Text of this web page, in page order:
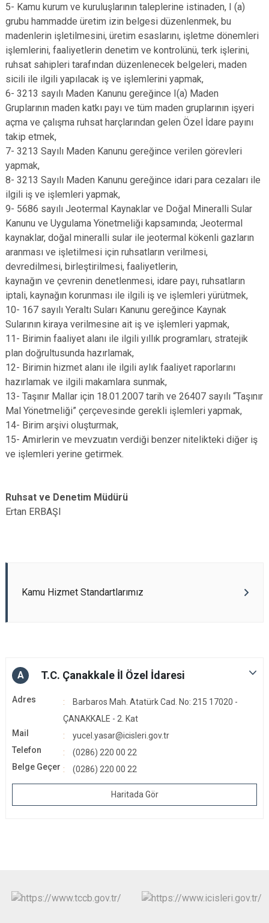
5- Kamu kurum ve kuruluşlarının taleplerine istinaden, I (a)
grubu hammadde üretim izin belgesi düzenlenmek, bu
madenlerin işletilmesini, üretim esaslarını, işletme dönemleri
işlemlerini, faaliyetlerin denetim ve kontrolünü, terk işlerini,
ruhsat sahipleri tarafından düzenlenecek belgeleri, maden
sicili ile ilgili yapılacak iş ve işlemlerini yapmak,
6- 3213 sayılı Maden Kanunu gereğince I(a) Maden
Gruplarının maden katkı payı ve tüm maden gruplarının işyeri
açma ve çalışma ruhsat harçlarından gelen Özel İdare payını
takip etmek,
7- 3213 Sayılı Maden Kanunu gereğince verilen görevleri
yapmak,
8- 3213 Sayılı Maden Kanunu gereğince idari para cezaları ile
ilgili iş ve işlemleri yapmak,
9- 5686 sayılı Jeotermal Kaynaklar ve Doğal Mineralli Sular
Kanunu ve Uygulama Yönetmeliği kapsamında; Jeotermal
kaynaklar, doğal mineralli sular ile jeotermal kökenli gazların
aranması ve işletilmesi için ruhsatların verilmesi,
devredilmesi, birleştirilmesi, faaliyetlerin,
kaynağın ve çevrenin denetlenmesi, idare payı, ruhsatların
iptali, kaynağın korunması ile ilgili iş ve işlemleri yürütmek,
10- 167 sayılı Yeraltı Suları Kanunu gereğince Kaynak
Sularının kiraya verilmesine ait iş ve işlemleri yapmak,
11- Birimin faaliyet alanı ile ilgili yıllık programları, stratejik
plan doğrultusunda hazırlamak,
12- Birimin hizmet alanı ile ilgili aylık faaliyet raporlarını
hazırlamak ve ilgili makamlara sunmak,
13- Taşınır Mallar için 18.01.2007 tarih ve 26407 sayılı “Taşınır
Mal Yönetmeliği” çerçevesinde gerekli işlemleri yapmak,
14- Birim arşivi oluşturmak,
15- Amirlerin ve mevzuatın verdiği benzer nitelikteki diğer iş
ve işlemleri yerine getirmek.
Ruhsat ve Denetim Müdürü
Ertan ERBAŞI
Kamu Hizmet Standartlarımız
A T.C. Çanakkale İl Özel İdaresi
Adres
Barbaros Mah. Atatürk Cad. No: 215 17020 -
ÇANAKKALE - 2. Kat
Mail
yucel.yasar@icisleri.gov.tr
Telefon
(0286) 220 00 22
Belge Geçer
(0286) 220 00 22
Haritada Gör